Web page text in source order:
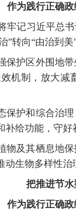
作为践行正确
记习近平总
转向“由治到美
护区外围地
机制，放大
护和综合治
给功能，守好
物及其栖息地
生物多样性治
把推进节
作为践行正确